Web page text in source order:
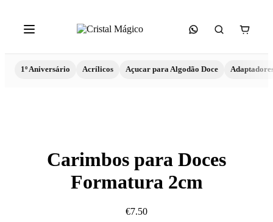
1º Aniversário Acrílicos Açucar para Algodão Doce
Carimbos para Doces
Formatura 2cm
€7.50